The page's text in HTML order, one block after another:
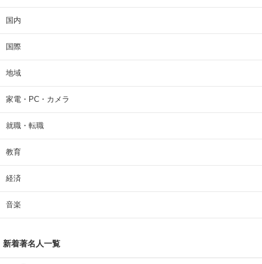
国内
国際
地域
家電・PC・カメラ
就職・転職
教育
経済
音楽
新着著名人一覧